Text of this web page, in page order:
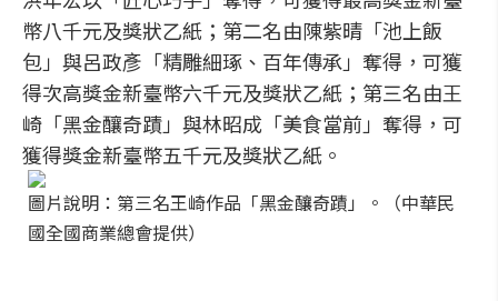
幣八千元及獎狀乙紙；第二名由陳紫晴「池上飯
包」與呂政彥「精雕細琢、百年傳承」奪得，可獲
得次高獎金新臺幣六千元及獎狀乙紙；第三名由王
崎「黑金釀奇蹟」與林昭成「美食當前」奪得，可
獲得獎金新臺幣五千元及獎狀乙紙。
圖片說明：第三名王崎作品「黑金釀奇蹟」。（中華民
國全國商業總會提供）